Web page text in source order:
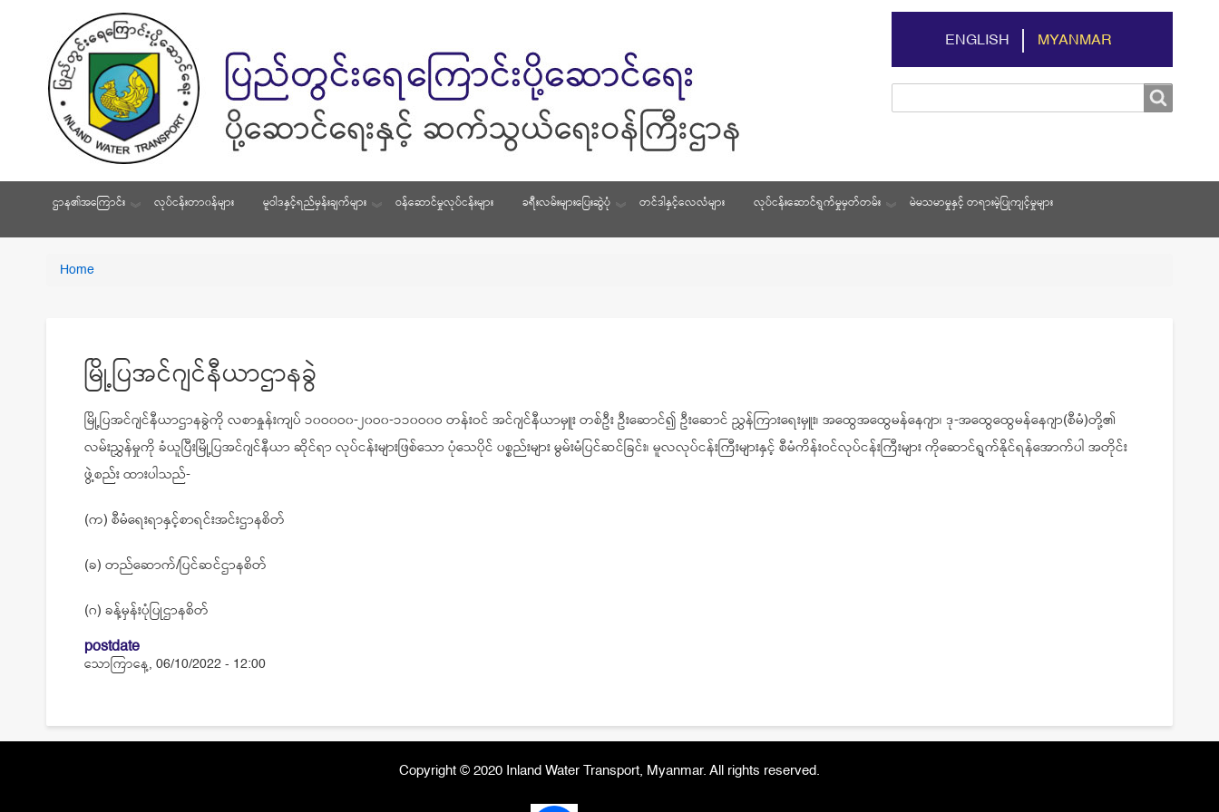
ENGLISH MYANMAR
Search
ဌာန၏အကြောင်း လုပ်ငန်းတာ၀န်များ မူဝါဒနှင့်ရည်မှန်းချက်များ ဝန်ဆောင်မှုလုပ်ငန်းများ ခရီးလမ်းများပြေးဆွဲပုံ တင်ဒါနှင့်လေလံများ လုပ်ငန်းဆောင်ရွက်မှုမှတ်တမ်း မဲမသမာမှုနှင့် တရားမဲ့ပြုကျင့်မှုများ
You
Home
မြို့ပြအင်ဂျင်နီယာဌာနခွဲ
မြို့ပြအင်ဂျင်နီယာဌာနခွဲကို လစာနှုန်းကျပ် ၁၀ဝ၀ဝ၀-၂၀ဝ၀-၁၁၀ဝ၀ဝ တန်းဝင် အင်ဂျင်နီယာမှူး တစ်ဦး ဦးဆောင်၍ ဦးဆောင် ညွှန်ကြားရေးမှူး၊ အထွေအထွေမန်နေဂျာ၊ ဒု-အထွေထွေမန်နေဂျာ(စီမံ)တို့၏
လမ်းညွှန်မှုကို ခံယူပြီးမြို့ပြအင်ဂျင်နီယာ ဆိုင်ရာ လုပ်ငန်းများဖြစ်သော ပုံသေပိုင် ပစ္စည်းများ မွမ်းမံပြင်ဆင်ခြင်း၊ မူလလုပ်ငန်းကြီးများနှင့် စီမံကိန်းဝင်လုပ်ငန်းကြီးများ ကိုဆောင်ရွက်နိုင်ရန်အောက်ပါ အတိုင်း
ဖွဲ့စည်း ထားပါသည်-
(က) စီမံရေးရာနှင့်စာရင်းအင်းဌာနစိတ်
(ခ) တည်ဆောက်/ပြင်ဆင်ဌာနစိတ်
(ဂ) ခန့်မှန်းပုံပြုဌာနစိတ်
postdate
သောကြာနေ့, 06/10/2022 - 12:00
Copyright © 2020 Inland Water Transport, Myanmar. All rights reserved.